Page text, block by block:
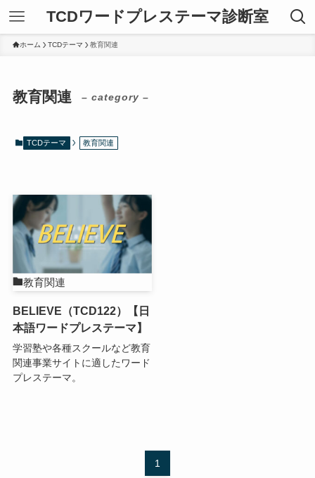
TCDワードプレステーマ診断室
ホーム TCDテーマ 教育関連
教育関連 – category –
TCDテーマ 教育関連
教育関連
BELIEVE（TCD122）【日
本語ワードプレステーマ】
学習塾や各種スクールなど教育
関連事業サイトに適したワード
プレステーマ。
1